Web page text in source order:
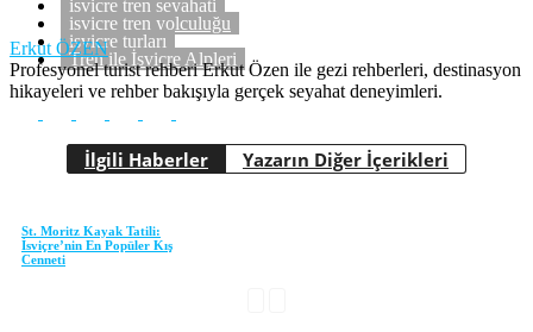
isviçre tren seyahati
isviçre tren yolculuğu
isviçre turları
Tren ile İsviçre Alpleri
Erkut ÖZEN
Profesyonel turist rehberi Erkut Özen ile gezi rehberleri, destinasyon
hikayeleri ve rehber bakışıyla gerçek seyahat deneyimleri.
İlgili Haberler Yazarın Diğer İçerikleri
St. Moritz Kayak Tatili:
İsviçre’nin En Popüler Kış
Cenneti